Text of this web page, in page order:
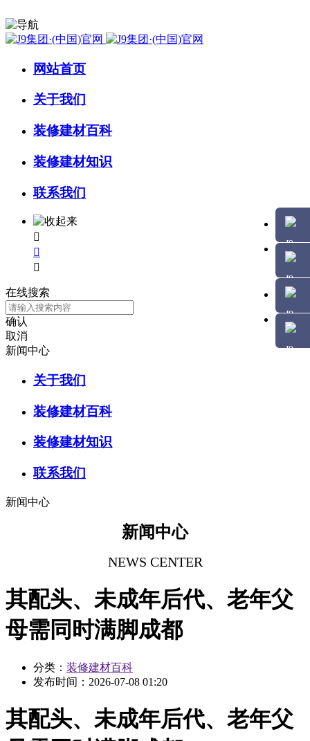
网站首页
关于我们
装修建材百科
装修建材知识
联系我们



在线搜索
确认
取消
新闻中心
关于我们
装修建材百科
装修建材知识
联系我们
新闻中心
新闻中心
NEWS CENTER
其配头、未成年后代、老年父
母需同时满脚成都
分类： 装修建材百科
发布时间： 2026-07-08 01:20
其配头、未成年后代、老年父